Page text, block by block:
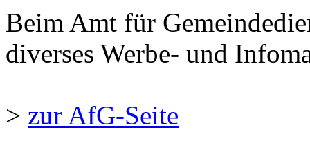
Beim Amt für
diverses Werbe- und
> zur AfG-Seite